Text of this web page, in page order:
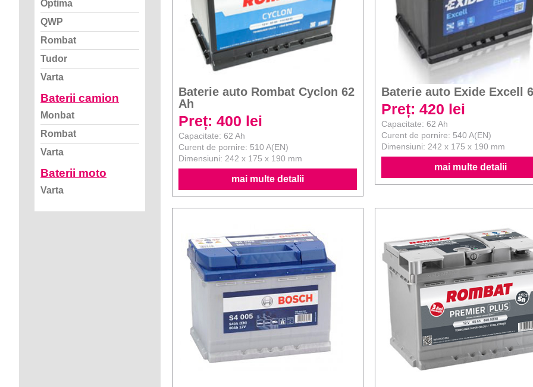
Baterie auto Rombat Cyclon 62
Ah
Preț: 400 lei
Capacitate: 62 Ah
Curent de pornire: 510 A(EN)
Dimensiuni: 242 x 175 x 190 mm
mai multe detalii
Baterie auto Exide Excell
Preț: 420 lei
Capacitate: 62 Ah
Curent de pornire: 540 A(EN)
Dimensiuni: 242 x 175 x 190 mm
mai multe detalii
Optima
QWP
Rombat
Tudor
Varta
Baterii camion
Monbat
Rombat
Varta
Baterii moto
Varta